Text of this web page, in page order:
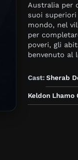
Australia per
suoi
mondo, nel
per
poveri, gli
benvenuto al
il difficile
senza alcuno
casa, ma
Cast: Sherab
Keldon Lhamo